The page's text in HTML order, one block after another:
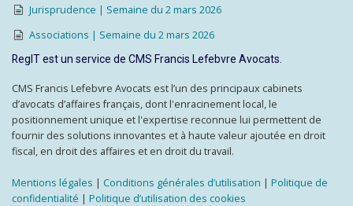
Jurisprudence | Semaine du 2 mars 2026
Associations | Semaine du 2 mars 2026
RegIT est un service de CMS Francis Lefebvre Avocats.
CMS Francis Lefebvre Avocats est l’un des principaux cabinets
d’avocats d’affaires français, dont l'enracinement local, le
positionnement unique et l'expertise reconnue lui permettent de
fournir des solutions innovantes et à haute valeur ajoutée en droit
fiscal, en droit des affaires et en droit du travail.
Mentions légales | Conditions générales d’utilisation | Politique de
confidentialité | Politique d’utilisation des cookies